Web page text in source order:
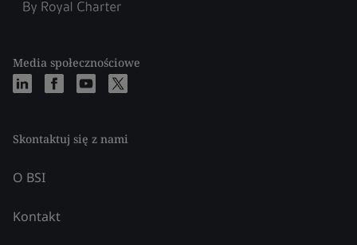
Media społecznościowe
Skontaktuj się z nami
O BSI
Kontakt